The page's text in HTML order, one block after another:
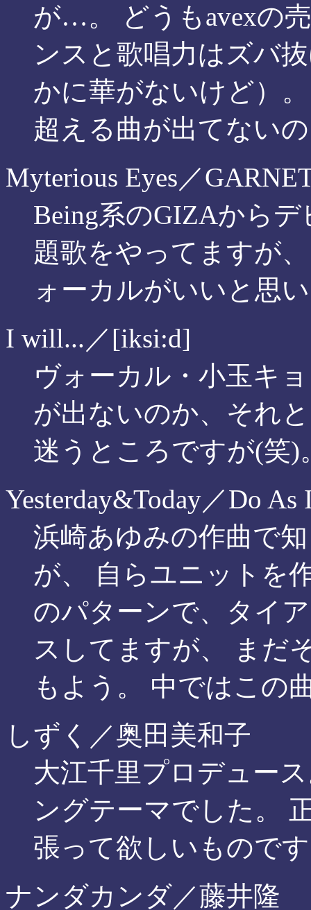
が…。 どうもavexの
ンスと歌唱力はズバ
かに華がないけど）
超える曲が出てない
Myterious Eyes／
Being系のGIZAから
題歌をやってますが
ォーカルがいいと思
I will...／[iksi:d]
ヴォーカル・小玉キ
が出ないのか、それ
迷うところですが(笑)
Yesterday&Today／Do
浜崎あゆみの作曲で
が、 自らユニットを
のパターンで、タイ
スしてますが、 まだ
もよう。 中ではこの
しずく／奥田美和子
大江千里プロデュー
ングテーマでした。
張って欲しいもので
ナンダカンダ／藤井隆